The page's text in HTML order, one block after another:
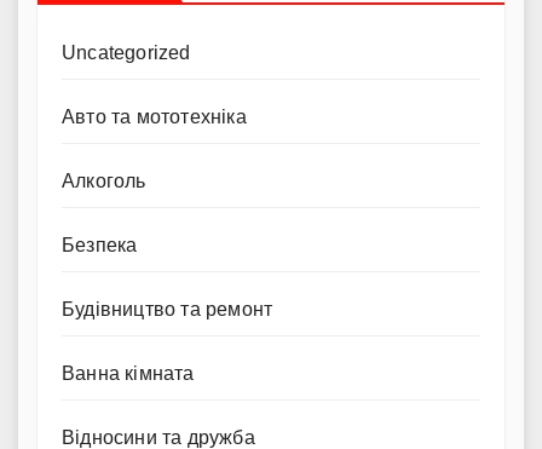
Uncategorized
Авто та мототехніка
Алкоголь
Безпека
Будівництво та ремонт
Ванна кімната
Відносини та дружба